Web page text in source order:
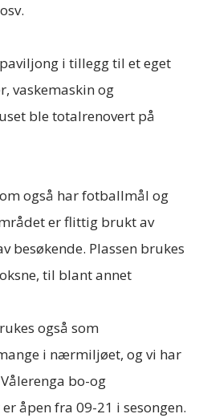
i tillegg til et eget
vaskemaskin og
ble totalrenovert på
også har fotballmål og
er flittig brukt av
besøkende. Plassen brukes
til blant annet
også som
i nærmiljøet, og vi har
bo-og
åpen fra 09-21 i sesongen.